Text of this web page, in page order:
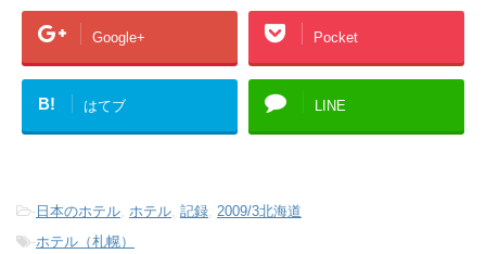
Google+ Pocket
B! はてブ LINE
- 日本のホテル, ホテル, 記録, 2009/3北海道
-ホテル（札幌）